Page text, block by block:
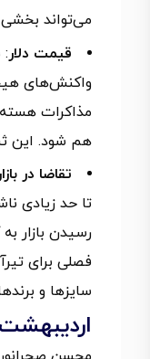
می‌تواند بخشی
قیمت دلار:
واکنش‌های
مذاکرات
هم شود. این
تقاضا در بازار
تا حد زیادی
رسیدن بازار
فصلی برای
سایزها و